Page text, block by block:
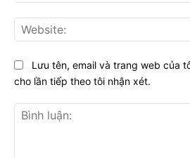
Lưu tên, email và trang web của
cho lần tiếp theo tôi nhận xét.